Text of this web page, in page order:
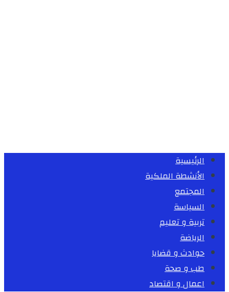
الرئيسية
الأنشطة الملكية
المجتمع
السياسة
تربية و تعليم
الرياضة
حوادث و قضايا
طب و صحة
اعمال و اقتصاد